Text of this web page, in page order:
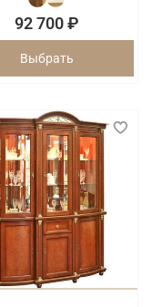
92 700 ₽
Выбрать